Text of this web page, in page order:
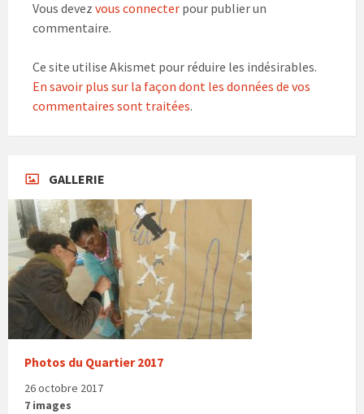
Vous devez vous connecter pour publier un
commentaire.
Ce site utilise Akismet pour réduire les indésirables.
En savoir plus sur la façon dont les données de vos
commentaires sont traitées.
GALLERIE
Photos du Quartier 2017
26 octobre 2017
7 images